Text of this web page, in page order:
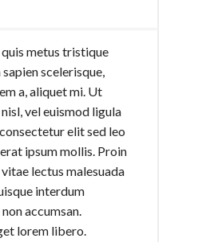
metus tristique
scelerisque,
a, aliquet mi. Ut
vel euismod ligula
elit sed leo
ipsum mollis. Proin
lectus malesuada
interdum
accumsan.
lorem libero.